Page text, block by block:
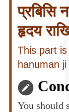
प्रबिसि
हृदय
This part
hanuman
You should